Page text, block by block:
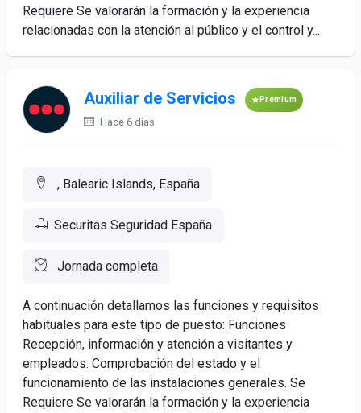
Requiere Se valorarán la formación y la experiencia
relacionadas con la atención al público y el control y...
Auxiliar de Servicios Premium
Hace 6 días
, Balearic Islands, España
Securitas Seguridad España
Jornada completa
A continuación detallamos las funciones y requisitos
habituales para este tipo de puesto: Funciones
Recepción, información y atención a visitantes y
empleados. Comprobación del estado y el
funcionamiento de las instalaciones generales. Se
Requiere Se valorarán la formación y la experiencia